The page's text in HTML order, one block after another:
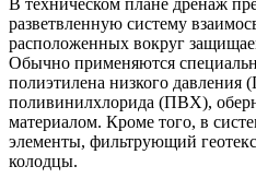
В техническом плане дренаж
разветвленную систему
расположенных вокруг
Обычно применяются
полиэтилена низкого
поливинилхлорида (ПВХ),
материалом. Кроме того, в
элементы, фильтрующий
колодцы.